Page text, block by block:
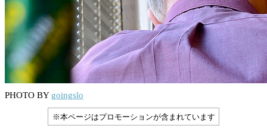
PHOTO BY goingslo
※本ページはプロモーションが含まれています